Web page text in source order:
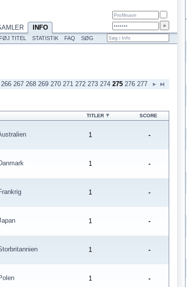
INFO
TITEL STATISTIK FAQ SØG
266 267 268 269 270 271 272 273 274 275 276 277
TITLER SCORE
1 -
1 -
1 -
1 -
1 -
1 -